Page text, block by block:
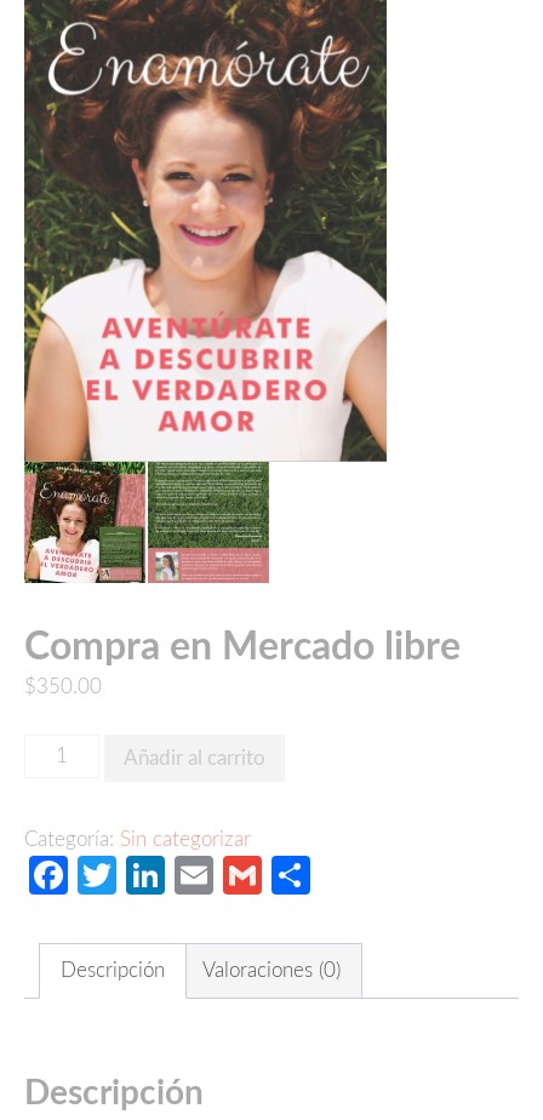
Compra en Mercado libre
$350.00
Compra
libre
cantidad
Añadir al carrito
Categoría: Sin categorizar
Facebook
TwitterLinkedIn
EmailGmail
Descripción Valoraciones (0)
Descripción